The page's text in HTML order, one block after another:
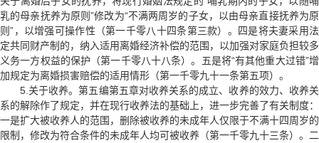
乳的母亲抚养为原则”修改为“不满两周岁的子女，以由母亲直接抚养为原
则”，以增强可操作性（第一千零八十四条第三款）。四是将夫妻采用法
定共同财产制的，纳入适用离婚经济补偿的范围，以加强对家庭负担较多
义务一方权益的保护（第一千零八十八条）。五是将“有其他重大过错”增
加规定为离婚损害赔偿的适用情形（第一千零九十一条第五项）。
5.关于收养。第五编第五章对收养关系的成立、收养的效力、收养关
系的解除作了规定，并在现行收养法的基础上，进一步完善了有关制度：
一是扩大被收养人的范围，删除被收养的未成年人仅限于不满十四周岁的
限制，修改为符合条件的未成年人均可被收养（第一千零九十三条）。二